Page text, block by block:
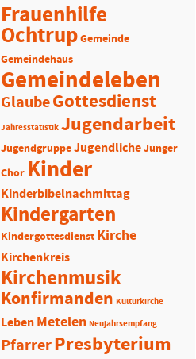
Frauenhilfe
Ochtrup Gemeinde
Gemeindehaus
Gemeindeleben
GlaubeGottesdienst
Jahresstatistik Jugendarbeit
Jugendgruppe Jugendliche Junger
Chor Kinder
Kinderbibelnachmittag
Kindergarten
Kindergottesdienst Kirche
Kirchenkreis
Kirchenmusik
Konfirmanden Kulturkirche
Leben Metelen Neujahrsempfang
PfarrerPresbyterium